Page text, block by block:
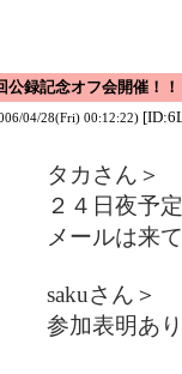
録記念オフ会開催！！
04/28(Fri) 00:12:22)
タカさん＞
２４日夜予
メールは来
sakuさん＞
参加表明あ